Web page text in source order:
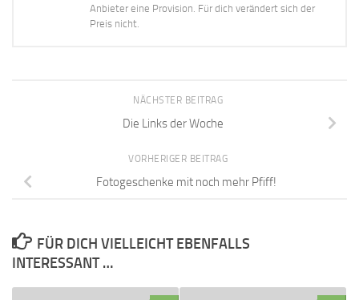
Anbieter eine Provision. Für dich verändert sich der
Preis nicht.
NÄCHSTER BEITRAG
Die Links der Woche
VORHERIGER BEITRAG
Fotogeschenke mit noch mehr Pfiff!
FÜR DICH VIELLEICHT EBENFALLS
INTERESSANT …